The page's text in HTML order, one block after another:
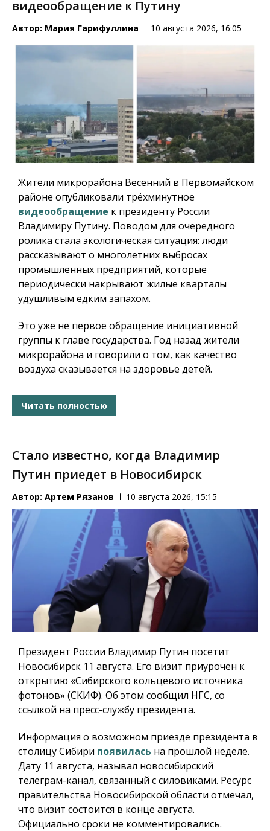
видеообращение к Путину
Автор: Мария Гарифуллина 10 августа 2026, 16:05
Жители микрорайона Весенний в Первомайском
районе опубликовали трёхминутное
видеообращение к президенту России
Владимиру Путину. Поводом для очередного
ролика стала экологическая ситуация: люди
рассказывают о многолетних выбросах
промышленных предприятий, которые
периодически накрывают жилые кварталы
удушливым едким запахом.
Это уже не первое обращение инициативной
группы к главе государства. Год назад жители
микрорайона и говорили о том, как качество
воздуха сказывается на здоровье детей.
Читать полностью
Стало известно, когда Владимир
Путин приедет в Новосибирск
Автор: Артем Рязанов 10 августа 2026, 15:15
Президент России Владимир Путин посетит
Новосибирск 11 августа. Его визит приурочен к
открытию «Сибирского кольцевого источника
фотонов» (СКИФ). Об этом сообщил НГС, со
ссылкой на пресс-службу президента.
Информация о возможном приезде президента в
столицу Сибири появилась на прошлой неделе.
Дату 11 августа, называл новосибирский
телеграм-канал, связанный с силовиками. Ресурс
правительства Новосибирской области отмечал,
что визит состоится в конце августа.
Официально сроки не комментировались.